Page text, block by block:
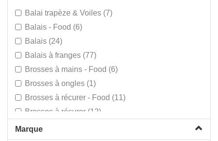
Balai trapèze & Voiles (7)
Balais - Food (6)
Balais (24)
Balais à franges (77)
Brosses à mains - Food (6)
Brosses à ongles (1)
Brosses à récurer - Food (11)
Brosses à récurer (12)
Brosses radiateurs (2)
Marque